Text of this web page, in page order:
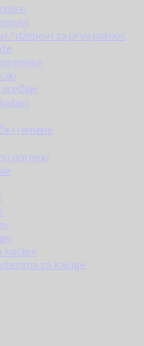
/ džepovi za prvu pomoć
i remene
opremu
kacige
za kacige